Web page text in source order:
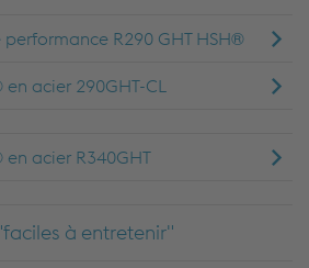
R290 GHT HSH®
acier 290GHT-CL
acier R340GHT
à entretenir"